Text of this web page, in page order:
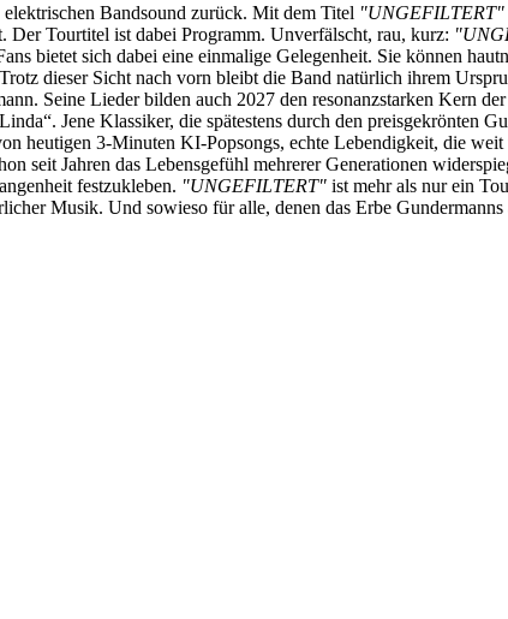
Bandsound zurück. Mit dem Titel "UNGEFILTERT"
Tourtitel ist dabei Programm. Unverfälscht, rau, kurz:
bietet sich dabei eine einmalige Gelegenheit. Sie können
dieser Sicht nach vorn bleibt die Band natürlich ihrem
Seine Lieder bilden auch 2027 den resonanzstarken Kern
Jene Klassiker, die spätestens durch den preisgekrönten
3-Minuten KI-Popsongs, echte Lebendigkeit, die weit
seit Jahren das Lebensgefühl mehrerer Generationen
festzukleben. "UNGEFILTERT" ist mehr als nur ein
Musik. Und sowieso für alle, denen das Erbe